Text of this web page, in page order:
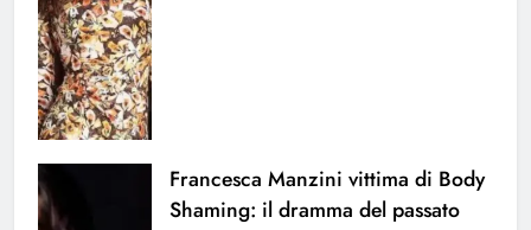
Francesca Manzini vittima di Body
Shaming: il dramma del passato